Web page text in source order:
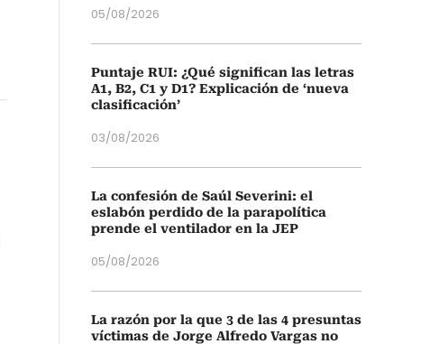
05/08/2026
Puntaje RUI: ¿Qué significan las letras
A1, B2, C1 y D1? Explicación de ‘nueva
clasificación’
03/08/2026
La confesión de Saúl Severini: el
eslabón perdido de la parapolítica
prende el ventilador en la JEP
05/08/2026
La razón por la que 3 de las 4 presuntas
víctimas de Jorge Alfredo Vargas no